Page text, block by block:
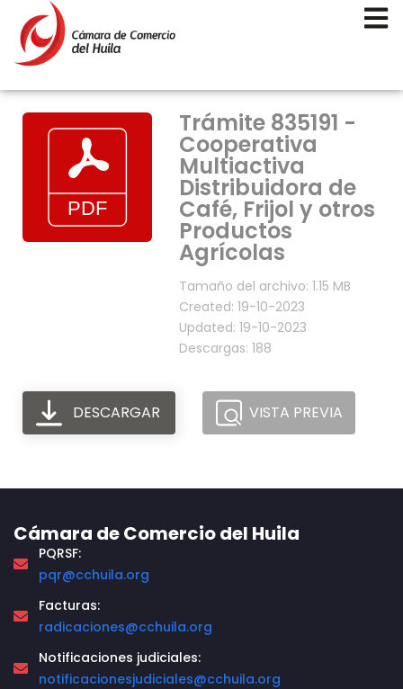
Trámite 835191 -
Cooperativa
Multiactiva
Distribuidora de
Café, Frijol y otros
Productos
Agrícolas
Tamaño del archivo: 1.15 MB
Created: 19-10-2023
Updated: 19-10-2023
Descargas: 188
DESCARGAR VISTA PREVIA
Cámara de Comercio del Huila
PQRSF:
pqr@cchuila.org
Facturas:
radicaciones@cchuila.org
Notificaciones judiciales:
notificacionesjudiciales@cchuila.org